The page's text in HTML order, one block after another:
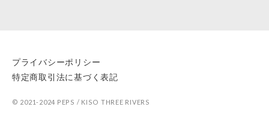
プライバシーポリシー
特定商取引法に基づく表記
© 2021-2024 PEPS / KISO THREE RIVERS